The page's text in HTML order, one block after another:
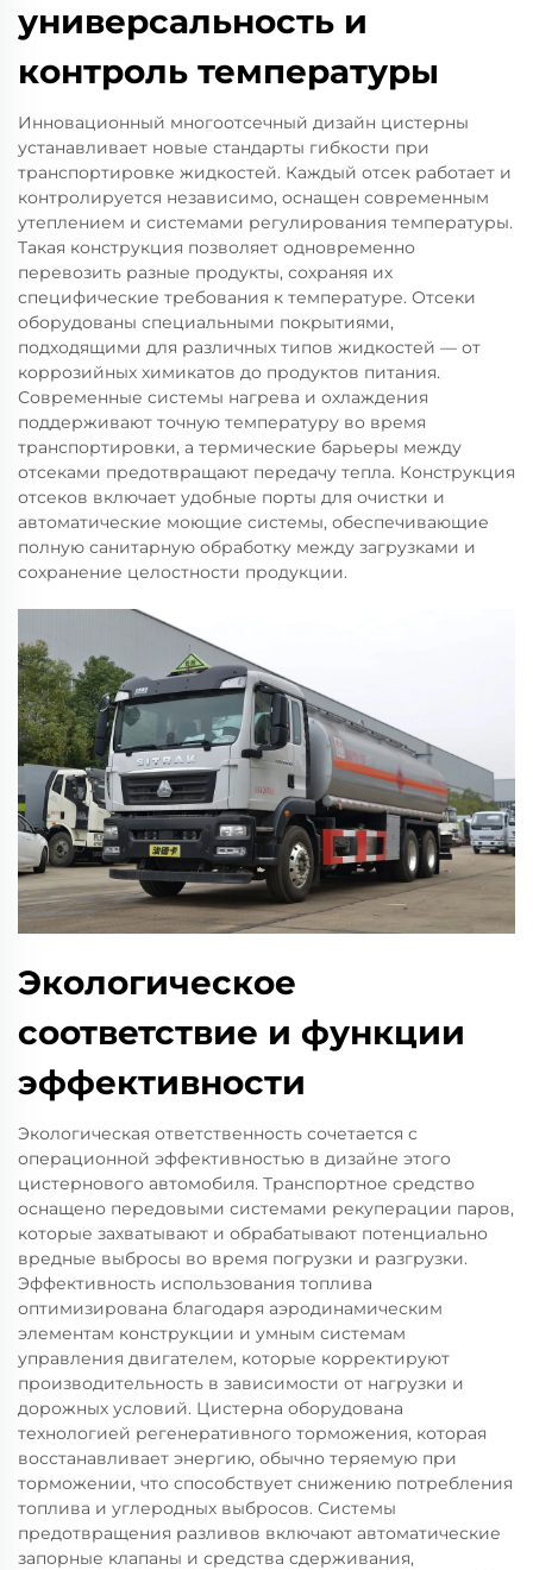
универсальность и
контроль температуры
Инновационный многоотсечный дизайн цистерны
устанавливает новые стандарты гибкости при
транспортировке жидкостей. Каждый отсек работает и
контролируется независимо, оснащен современным
утеплением и системами регулирования температуры.
Такая конструкция позволяет одновременно
перевозить разные продукты, сохраняя их
специфические требования к температуре. Отсеки
оборудованы специальными покрытиями,
подходящими для различных типов жидкостей — от
коррозийных химикатов до продуктов питания.
Современные системы нагрева и охлаждения
поддерживают точную температуру во время
транспортировки, а термические барьеры между
отсеками предотвращают передачу тепла. Конструкция
отсеков включает удобные порты для очистки и
автоматические моющие системы, обеспечивающие
полную санитарную обработку между загрузками и
сохранение целостности продукции.
Экологическое
соответствие и функции
эффективности
Экологическая ответственность сочетается с
операционной эффективностью в дизайне этого
цистернового автомобиля. Транспортное средство
оснащено передовыми системами рекуперации паров,
которые захватывают и обрабатывают потенциально
вредные выбросы во время погрузки и разгрузки.
Эффективность использования топлива
оптимизирована благодаря аэродинамическим
элементам конструкции и умным системам
управления двигателем, которые корректируют
производительность в зависимости от нагрузки и
дорожных условий. Цистерна оборудована
технологией регенеративного торможения, которая
восстанавливает энергию, обычно теряемую при
торможении, что способствует снижению потребления
топлива и углеродных выбросов. Системы
предотвращения разливов включают автоматические
запорные клапаны и средства сдерживания,